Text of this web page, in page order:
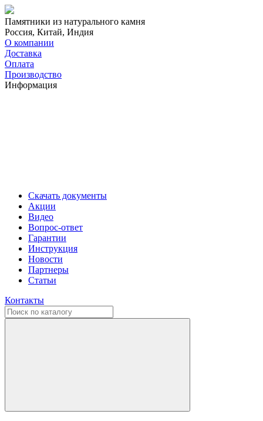
Памятники из натурального камня
Россия, Китай, Индия
О компании
Доставка
Оплата
Производство
Информация
Скачать документы
Акции
Видео
Вопрос-ответ
Гарантии
Инструкция
Новости
Партнеры
Статьи
Контакты